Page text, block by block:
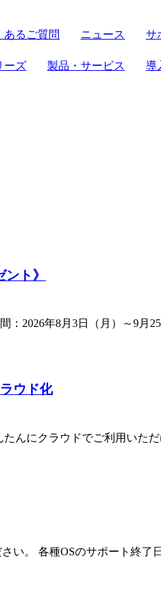
あるご質問
ニュース サ
ーズ
製品・サービス
導
ト》
2026年8月3日（月）～9月
ウド化
んにクラウドでご利用いた
。 各種OSのサポート終